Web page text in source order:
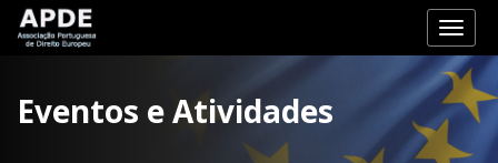
Eventos e Atividades